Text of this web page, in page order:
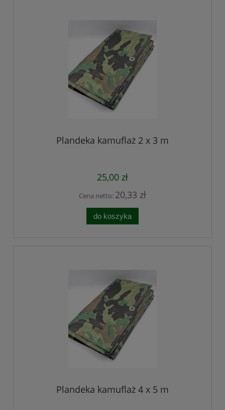
Plandeka kamuflaż 2 x 3 m
25,00 zł
Cena netto: 20,33 zł
do koszyka
Plandeka kamuflaż 4 x 5 m